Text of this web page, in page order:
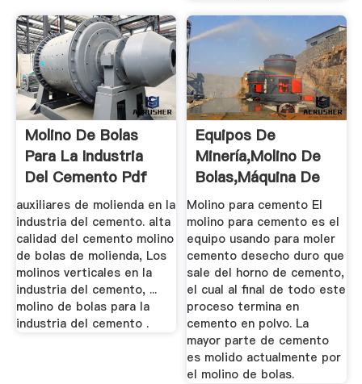
Molino De Bolas
Para La Industria
Del Cemento Pdf
auxiliares de molienda en la
industria del cemento. alta
calidad del cemento molino
de bolas de molienda, Los
molinos verticales en la
industria del cemento, ...
molino de bolas para la
industria del cemento .
Equipos De
Minería,Molino De
Bolas,Máquina De
Flotación ...
Molino para cemento El
molino para cemento es el
equipo usando para moler
cemento desecho duro que
sale del horno de cemento,
el cual al final de todo este
proceso termina en
cemento en polvo. La
mayor parte de cemento
es molido actualmente por
el molino de bolas.